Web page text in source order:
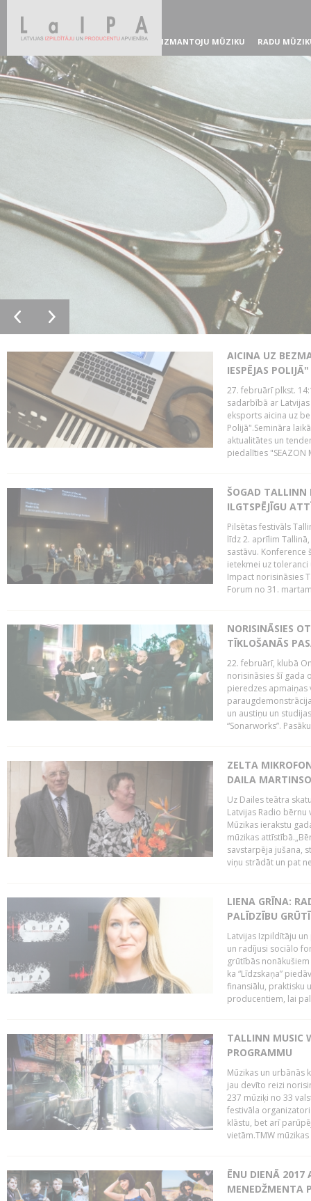
IZMANTOJU MŪZIKU RADU
AICINA UZ
IESPĒJAS POLIJĀ"
27. februārī plkst.
sadarbībā ar
eksports aicina uz
Polijā".Semināra
aktualitātes un
piedalīties "SEAZON
ŠOGAD TALLINN
ILGTSPĒJĪGU
Pilsētas festivāls
līdz 2. aprīlim
sastāvu.
ietekmei uz
Impact norisināsies
Forum no 31.
NORISINĀSIES
TĪKLOŠANĀS
22. februārī, klubā
norisināsies šī gada
pieredzes apmaiņas
un austiņu un
“Sonarworks”.
ZELTA
DAILA
Uz Dailes teātra
Latvijas Radio
Mūzikas ierakstu
mūzikas
savstarpēja jušana,
viņu strādāt un pat
LIENA GRĪNA:
PALĪDZĪBU
Latvijas Izpildītāju
un radījusi sociālo
grūtībās
ka “Līdzskaņa”
finansiālu, praktisku
producentiem, lai
TALLINN MUSIC
PROGRAMMU
Mūzikas un urbānās
jau devīto reizi
237 mūziķi no 33
festivāla
klāstu, bet arī
vietām.TMW
ĒNU DIENĀ 2017
MENEDŽMENTA